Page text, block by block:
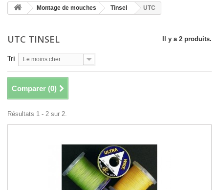
Montage de mouches Tinsel UTC
UTC TINSEL Il y a 2 produits.
Tri Le moins cher
Comparer (0)
Résultats 1 - 2 sur 2.